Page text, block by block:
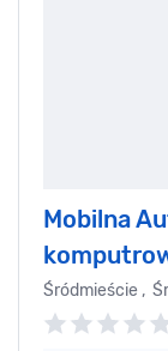
Mobilna
Śródmieście ,